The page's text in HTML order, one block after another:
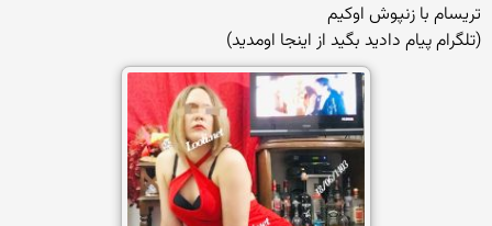
تریسام با زنپوش اوکیم
(تلگرام پیام دادید بگید از اینجا اومدید)